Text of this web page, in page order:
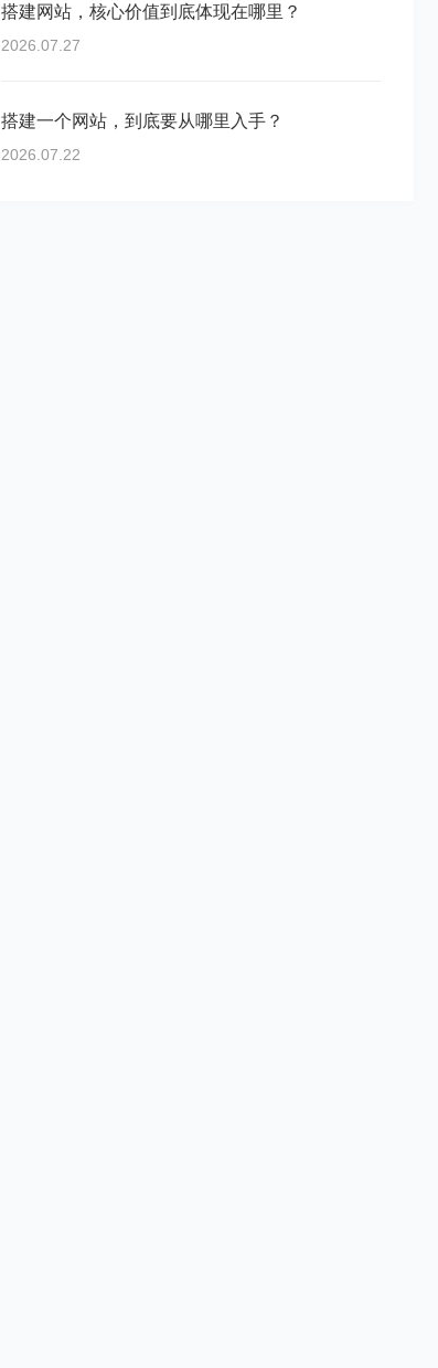
搭建网站，核心价值到底体现在哪里？
2026.07.27
搭建一个网站，到底要从哪里入手？
2026.07.22